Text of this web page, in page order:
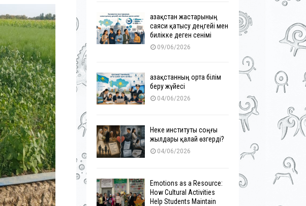
Қазақстан жастарының
саяси қатысу деңгейі мен
билікке деген сенімі
09/06/2026
Қазақстанның орта білім
беру жүйесі
04/06/2026
Неке институты соңғы
жылдары қалай өзгерді?
04/06/2026
Emotions as a Resource:
How Cultural Activities
Help Students Maintain